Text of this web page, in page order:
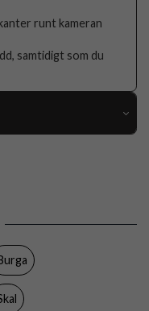
runt kameran
samtidigt som du
(PC), Mjukplast (TPU)